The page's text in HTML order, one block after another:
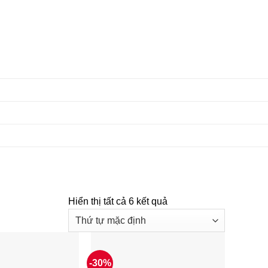
Hiển thị tất cả 6 kết quả
-30%